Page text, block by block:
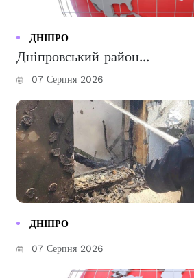
ДНІПРО
Дніпровський район...
07 Серпня 2026
ДНІПРО
07 Серпня 2026